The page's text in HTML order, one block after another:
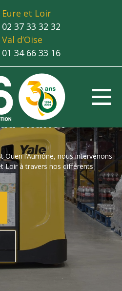
Eure et Loir
02 37 33 32 32
Val d’Oise
01 34 66 33 16
chariot
Ouen l’Aumône, nous intervenons
Loir à travers nos différents